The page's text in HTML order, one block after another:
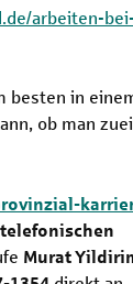
arbeiten-
besten in
ob man
Murat